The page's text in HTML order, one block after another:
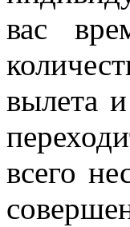
вас
вылета
всего